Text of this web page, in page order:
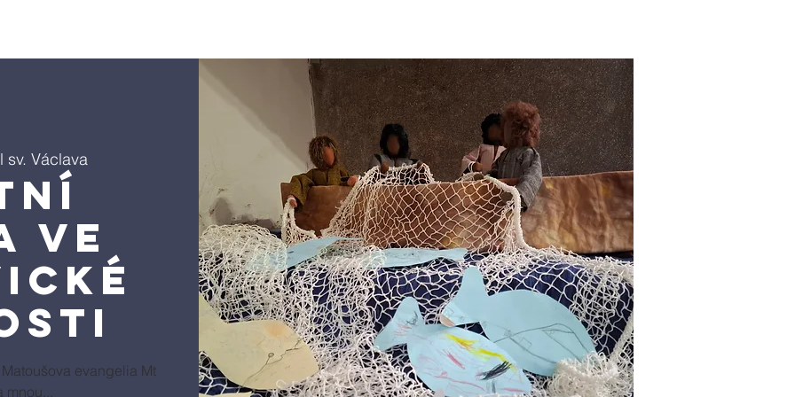
sv. Václava
ve
evangelia Mt